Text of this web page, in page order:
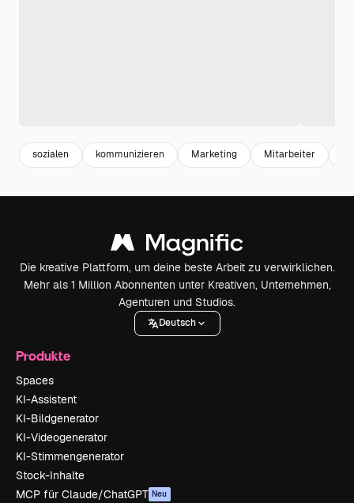
sozialen kommunizieren Marketing Mitarbeiter
Die kreative Plattform, um deine beste Arbeit zu verwirklichen.
Mehr als 1 Million Abonnenten unter Kreativen, Unternehmen,
Agenturen und Studios.
Deutsch
Produkte
Spaces
KI-Assistent
KI-Bildgenerator
KI-Videogenerator
KI-Stimmengenerator
Stock-Inhalte
MCP für Claude/ChatGPT Neu